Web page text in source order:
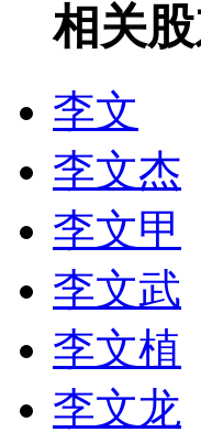
相关股
李文
李文杰
李文甲
李文武
李文植
李文龙